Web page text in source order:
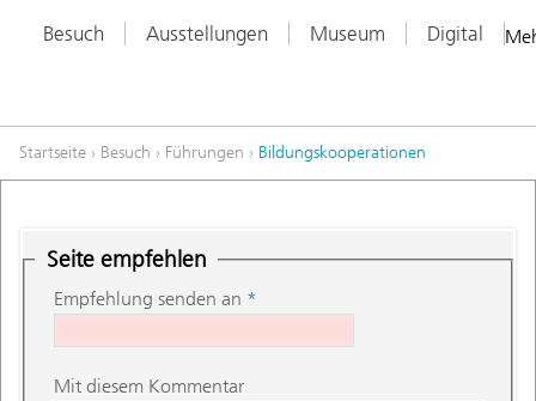
Besuch Ausstellungen Museum Digital
Startseite › Besuch › Führungen › Bildungskooperationen
Seite empfehlen
Empfehlung senden an *
Mit diesem Kommentar